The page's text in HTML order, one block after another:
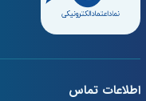
اطلاعات تماس